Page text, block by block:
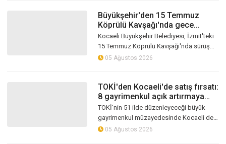
Büyükşehir'den 15 Temmuz
Köprülü Kavşağı'nda gece
mesaisi
Kocaeli Büyükşehir Belediyesi, İzmit'teki
15 Temmuz Köprülü Kavşağı'nda sürüş
güvenliğini ve konforunu artırmak
05 Ağustos 2026
TOKİ'den Kocaeli'de satış fırsatı:
8 gayrimenkul açık artırmaya
çıkıyor
TOKİ'nin 51 ilde düzenleyeceği büyük
gayrimenkul müzayedesinde Kocaeli de
yer alıyor. Gebze, İzmit ve Körfez'de
05 Ağustos 2026